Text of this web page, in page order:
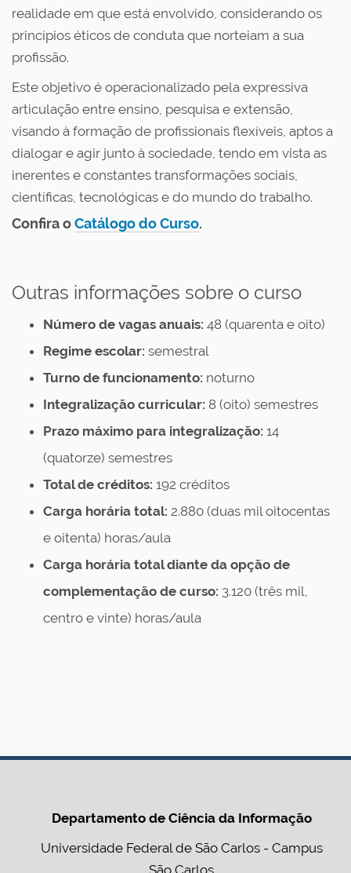
realidade em que está envolvido, considerando os
princípios éticos de conduta que norteiam a sua
profissão.
Este objetivo é operacionalizado pela expressiva
articulação entre ensino, pesquisa e extensão,
visando à formação de profissionais flexíveis, aptos a
dialogar e agir junto à sociedade, tendo em vista as
inerentes e constantes transformações sociais,
científicas, tecnológicas e do mundo do trabalho.
Confira oCatálogo do Curso.
Outras informações sobre o curso
Número de vagas anuais: 48 (quarenta e oito)
Regime escolar: semestral
Turno de funcionamento: noturno
Integralização curricular: 8 (oito) semestres
Prazo máximo para integralização: 14
(quatorze) semestres
Total de créditos: 192 créditos
Carga horária total: 2.880 (duas mil oitocentas
e oitenta) horas/aula
Carga horária total diante da opção de
complementação de curso: 3.120 (três mil,
centro e vinte) horas/aula
Departamento de Ciência da Informação
Universidade Federal de São Carlos - Campus
São Carlos